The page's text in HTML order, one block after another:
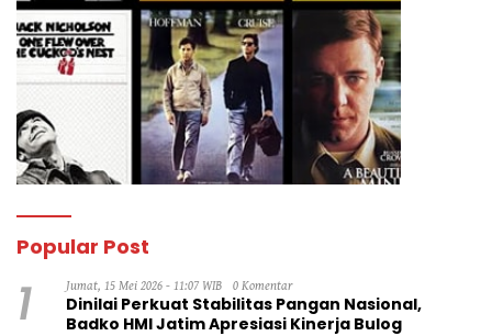
Popular Post
1 Jumat, 15 Mei 2026 - 11:07 WIB 0 Komentar
Dinilai Perkuat Stabilitas Pangan Nasional,
Badko HMI Jatim Apresiasi Kinerja Bulog